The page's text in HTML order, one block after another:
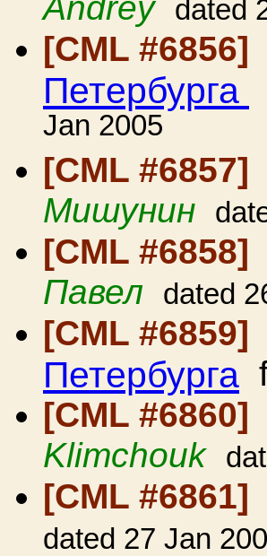
dated
[CML #6856]
Петербурга
Jan 2005
[CML #6857]
Мишунин
[CML #6858]
Павел dated
[CML #6859]
Петербурга
[CML #6860]
Klimchouk
[CML #6861]
dated 27 Jan